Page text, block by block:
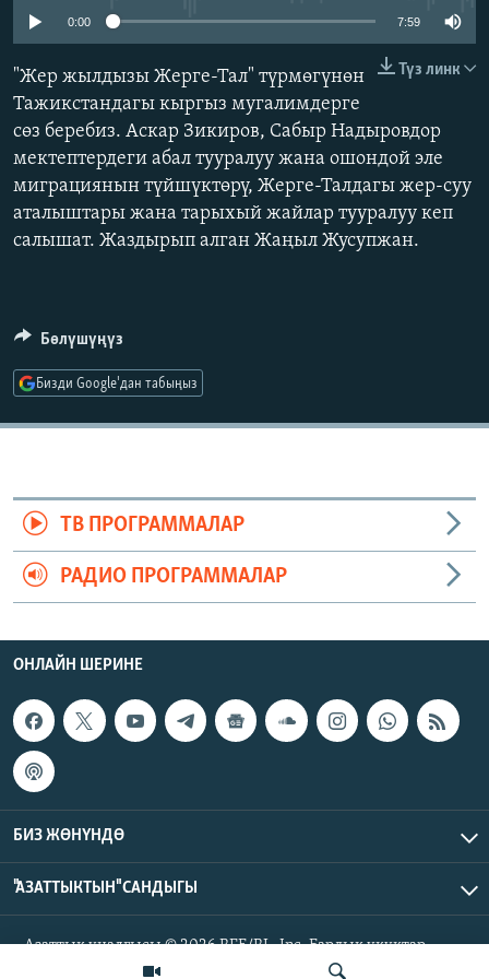
ЭЖЕ-СИҢДИЛЕР
ЫҢГАЙСЫЗ СУРООЛОР
ОНЛАЙН ШЕРИНЕ
ЭЕ/АРнун бардык сайттары
0:00 7:59
Түз линк
"Жер жылдызы Жерге-Тал" түрмөгүнөн
Тажикстандагы кыргыз мугалимдерге
сөз беребиз. Аскар Зикиров, Сабыр Надыровдор
мектептердеги абал тууралуу жана ошондой эле
миграциянын түйшүктөрү, Жерге-Талдагы жер-суу
аталыштары жана тарыхый жайлар тууралуу кеп
салышат. Жаздырып алган Жаңыл Жусупжан.
Бөлүшүңүз
Бизди Google'дан табыңыз
ТВ ПРОГРАММАЛАР
РАДИО ПРОГРАММАЛАР
ОНЛАЙН ШЕРИНЕ
БИЗ ЖӨНҮНДӨ
"АЗАТТЫКТЫН" САНДЫГЫ
Азаттык үналгысы © 2026 RFE/RL, Inc. Бардык укуктар